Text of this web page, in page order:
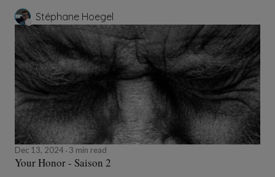
Stéphane Hoegel
Dec 13, 2024 3 min read
Your Honor - Saison 2